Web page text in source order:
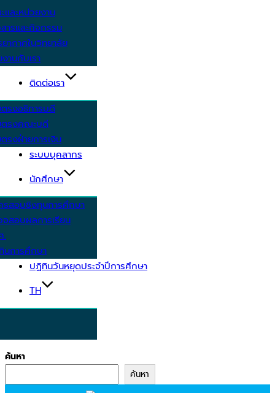
ละหน่วยงาน
ารและกิจกรรม
ากาศในวิทยาลัย
านกับเรา
ติดต่อเรา
รงอธิการบดี
ตรงคณะบดี
รงฝ่ายการเงิน
ระบบบุคลากร
นักศึกษา
รสอบชิงทุนการศึกษา
สอบผลการเรียน
.
นการศึกษา
ปฏิทินวันหยุดประจำปีการศึกษา
TH
ค้นหา
ค้นหา